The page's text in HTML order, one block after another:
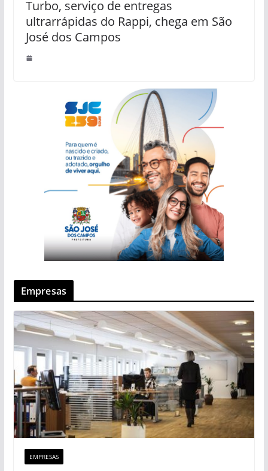
Turbo, serviço de entregas
ultrarrápidas do Rappi, chega em São
José dos Campos
Empresas
EMPRESAS